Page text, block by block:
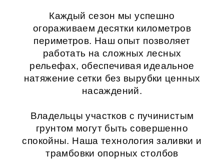
Каждый сезон мы успешно
огораживаем десятки километров
периметров. Наш опыт позволяет
работать на сложных лесных
рельефах, обеспечивая идеальное
натяжение сетки без вырубки ценных
насаждений.
Владельцы участков с пучинистым
грунтом могут быть совершенно
спокойны. Наша технология заливки и
трамбовки опорных столбов